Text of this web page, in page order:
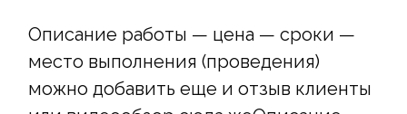
Описание работы — цена — сроки —
место выполнения (проведения)
можно добавить еще и отзыв клиенты